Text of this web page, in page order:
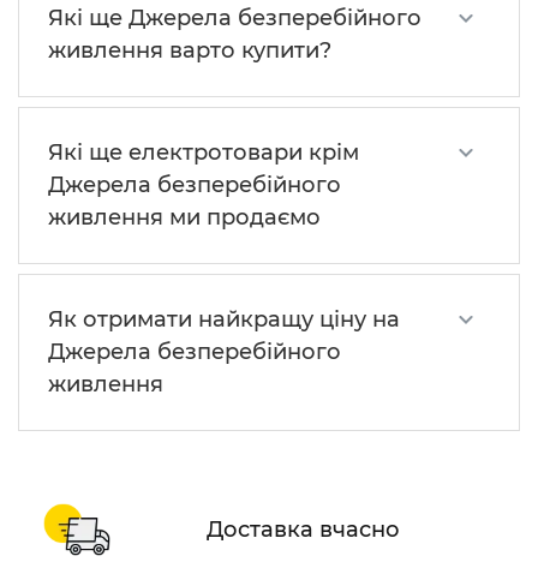
Які ще Джерела безперебійного
живлення варто купити?
Які ще електротовари крім
Джерела безперебійного
живлення ми продаємо
Як отримати найкращу ціну на
Джерела безперебійного
живлення
Доставка вчасно